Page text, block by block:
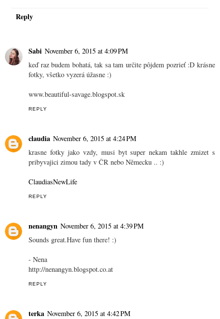
Reply
Sabi November 6, 2015 at 4:09 PM
keď raz budem bohatá, tak sa tam určite pôjdem pozrieť :D krásne
fotky, všetko vyzerá úžasne :)
www.beautiful-savage.blogspot.sk
REPLY
claudia November 6, 2015 at 4:24 PM
krasne fotky jako vzdy, musi byt super nekam takhle zmizet s
pribyvajici zimou tady v ČR nebo Německu .. :)
ClaudiasNewLife
REPLY
nenangyn November 6, 2015 at 4:39 PM
Sounds great.Have fun there! :)
- Nena
http://nenangyn.blogspot.co.at
REPLY
terka November 6, 2015 at 4:42 PM